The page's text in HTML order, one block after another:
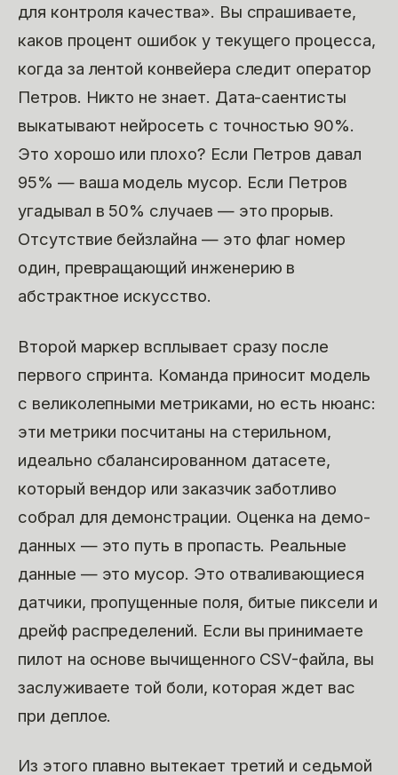
для контроля качества». Вы спрашиваете,
каков процент ошибок у текущего процесса,
когда за лентой конвейера следит оператор
Петров. Никто не знает. Дата-саентисты
выкатывают нейросеть с точностью 90%.
Это хорошо или плохо? Если Петров давал
95% — ваша модель мусор. Если Петров
угадывал в 50% случаев — это прорыв.
Отсутствие бейзлайна — это флаг номер
один, превращающий инженерию в
абстрактное искусство.
Второй маркер всплывает сразу после
первого спринта. Команда приносит модель
с великолепными метриками, но есть нюанс:
эти метрики посчитаны на стерильном,
идеально сбалансированном датасете,
который вендор или заказчик заботливо
собрал для демонстрации. Оценка на демо-
данных — это путь в пропасть. Реальные
данные — это мусор. Это отваливающиеся
датчики, пропущенные поля, битые пиксели и
дрейф распределений. Если вы принимаете
пилот на основе вычищенного CSV-файла, вы
заслуживаете той боли, которая ждет вас
при деплое.
Из этого плавно вытекает третий и седьмой